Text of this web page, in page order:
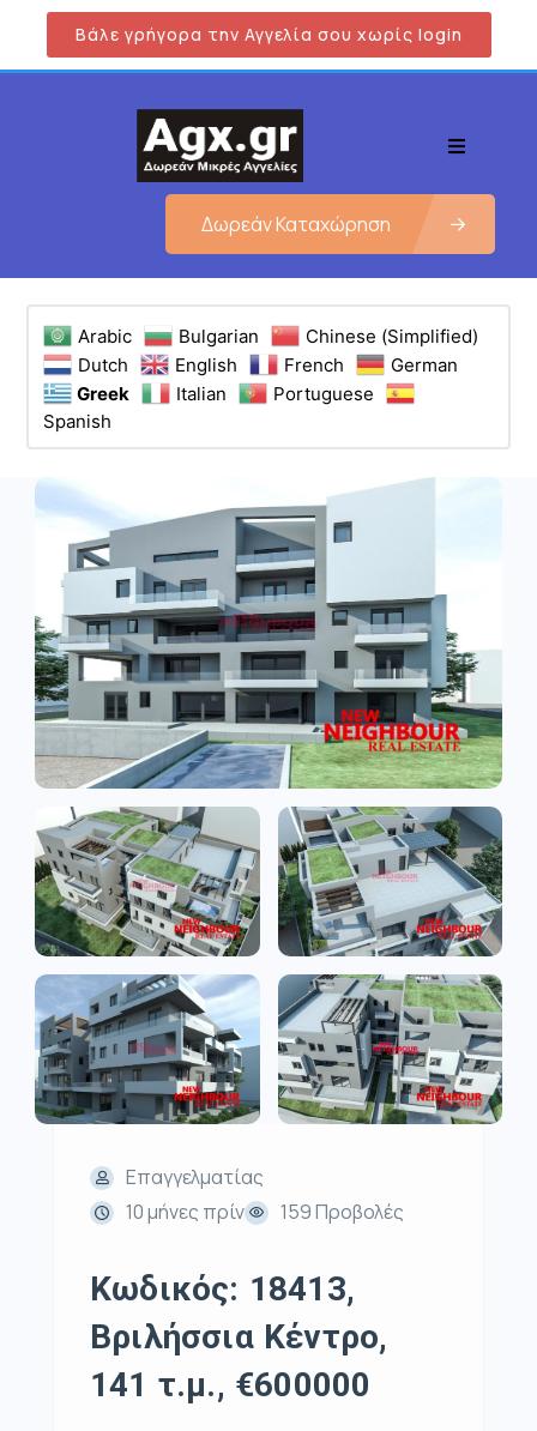
Βάλε γρήγορα την Αγγελία σου χωρίς login
Δωρεάν Καταχώρηση
Arabic Bulgarian
Chinese (Simplified)
Dutch
English French
German
Greek
Italian
Portuguese
Spanish
Επαγγελματίας
10 μήνες πρίν
159 Προβολές
Κωδικός: 18413,
Βριλήσσια Κέντρο,
141 τ.μ., €600000